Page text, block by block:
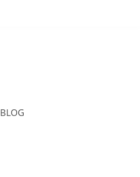
BLOG